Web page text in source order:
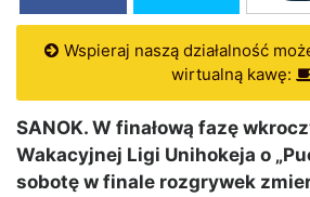
Wspieraj naszą działalność
wirtualną kawę:
SANOK. W finałową fazę
Wakacyjnej Ligi Unihokeja o
sobotę w finale rozgrywek